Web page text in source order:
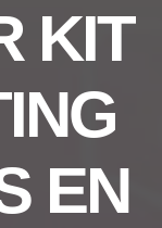
KIT
EN